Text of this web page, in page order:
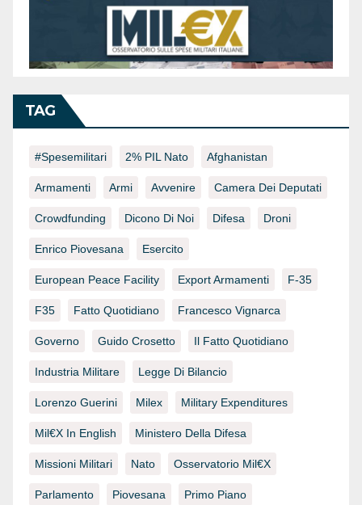
TAG
#spesemilitari 2% PIL Nato Afghanistan
Armamenti Armi Avvenire Camera Dei Deputati
Crowdfunding Dicono Di Noi Difesa Droni
Enrico Piovesana Esercito
European Peace Facility Export Armamenti F-35
F35 Fatto Quotidiano Francesco Vignarca
Governo Guido Crosetto Il Fatto Quotidiano
Industria Militare Legge Di Bilancio
Lorenzo Guerini Milex Military Expenditures
Mil€x In English Ministero Della Difesa
Missioni Militari Nato Osservatorio Mil€x
Parlamento Piovesana Primo Piano